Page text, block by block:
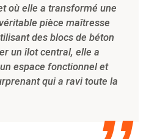
où elle a transformé une
pièce maîtresse
des blocs de béton
un îlot central, elle a
espace fonctionnel et
qui a ravi toute la